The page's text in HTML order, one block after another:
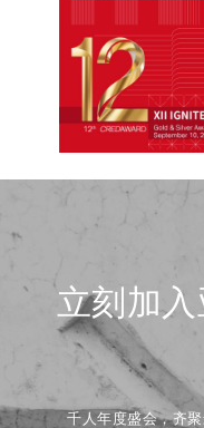
立刻加
千人年度盛会，齐